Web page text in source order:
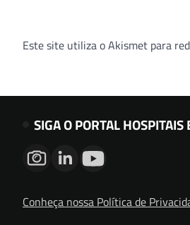
Este site utiliza o Akismet para
SIGA O PORTAL HOSPITAIS
Conheça nossa Política de